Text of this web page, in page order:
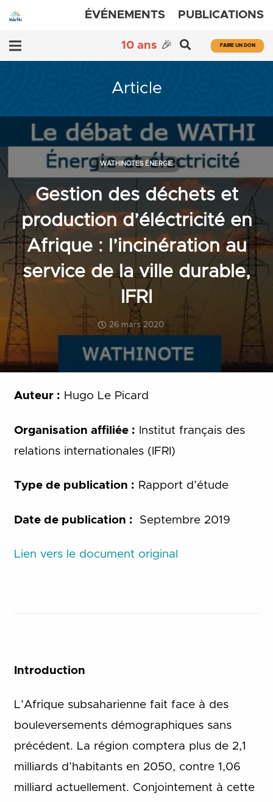
ÉVÉNEMENTS PUBLICATIONS
10 ans 🎉 FAIRE UN DON
Article
Gestion des déchets et
production d’éléctricité en
Afrique : l’incinération au
service de la ville durable,
IFRI
26 mars 2020
WATHINOTES ÉNERGIE
Auteur : Hugo Le Picard
Organisation affiliée : Institut français des
relations internationales (IFRI)
Type de publication : Rapport d’étude
Date de publication : Septembre 2019
Lien vers le document original
Introduction
L’Afrique subsaharienne fait face à des
bouleversements démographiques sans
précédent. La région comptera plus de 2,1
milliards d’habitants en 2050, contre 1,06
milliard actuellement. Conjointement à cette